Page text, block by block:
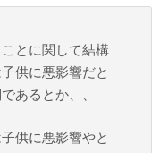
とに関して結構
供に悪影響だと
あるとか、、
供に悪影響やと